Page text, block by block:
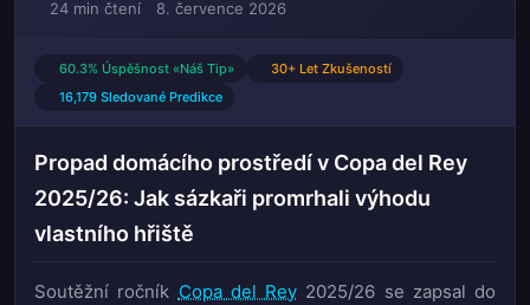
24 min čtení
8. července 2026
60.3% Úspěšnost «Náš Tip»
30+ Let Zkušeností
16,179 Sledované Predikce
Propad domácího prostředí v Copa del Rey
2025/26: Jak sázkaři promrhali výhodu
vlastního hřiště
Soutěžní ročník Copa del Rey 2025/26 se zapsal do